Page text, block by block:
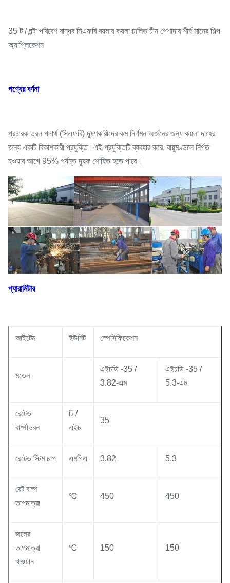
35 ট / ঘন্টা পরিবেশ বান্ধব সিএফবি বয়লার কয়লা চালিত চীন পেশাদার শীর্ষ মানের শিল্প
অ্যাপ্লিকেশন
পণ্যের বর্ণনা
প্রচারক তরল পদার্থ (সিএফবি) দূষণকারীদের কম নির্গমন অর্জনের জন্য কয়লা দাহের
জন্য একটি বিকাশকারী প্রযুক্তি।এই প্রযুক্তিটি ব্যবহার করে, বায়ুমণ্ডলে নির্গত
হওয়ার আগে 95% পর্যন্ত দূষক শোষিত হতে পারে।
প্যারামিটার
আইটেম ইউনিট স্পেসিফিকেশন
মডেল
এইচডি -35 /
3.82-এম
এইচডি -35 /
5.3-এম
রেটেড
বাষ্পীভবন
টি /
এইচ
35
রেটেড স্টিম চাপ এমপিএ 3.82 5.3
রেট বাষ্প
তাপমাত্রা
℃ 450 450
জলের
তাপমাত্রা
খাওয়ান
℃ 150 150